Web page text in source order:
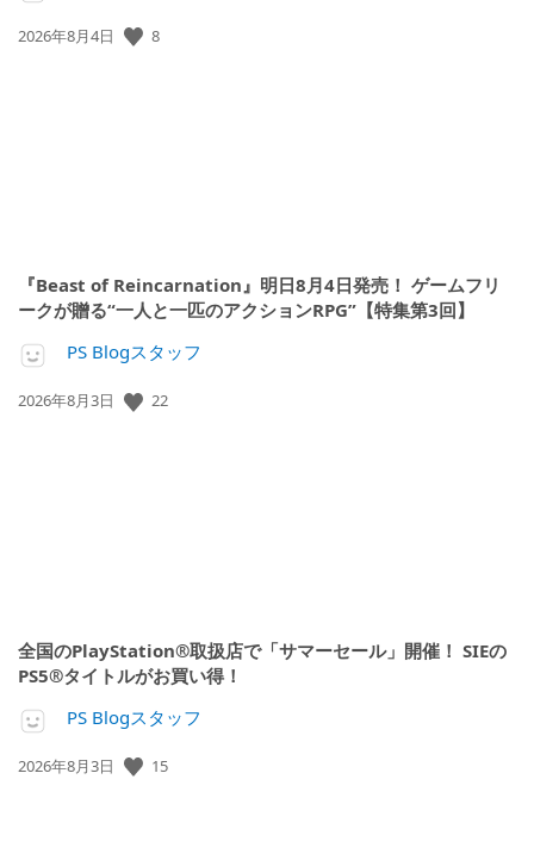
公
2026年8月4日 8
『Beast of Reincarnation』明日8月4日発売！ ゲームフリ
ークが贈る“一人と一匹のアクションRPG”【特集第3回】
PS Blogスタッフ
公
2026年8月3日 22
全国のPlayStation®取扱店で「サマーセール」開催！ SIEの
PS5®タイトルがお買い得！
PS Blogスタッフ
公
2026年8月3日 15